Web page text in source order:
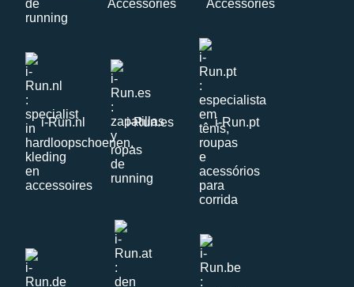
i-Run.nl i-Run.es i-Run.pt